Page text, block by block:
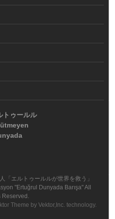
「エルトゥールルが世界を救う」
"Ertuğrul Dunyada Barışa"All
Reserved.
Theme byVektor,Inc. technology.